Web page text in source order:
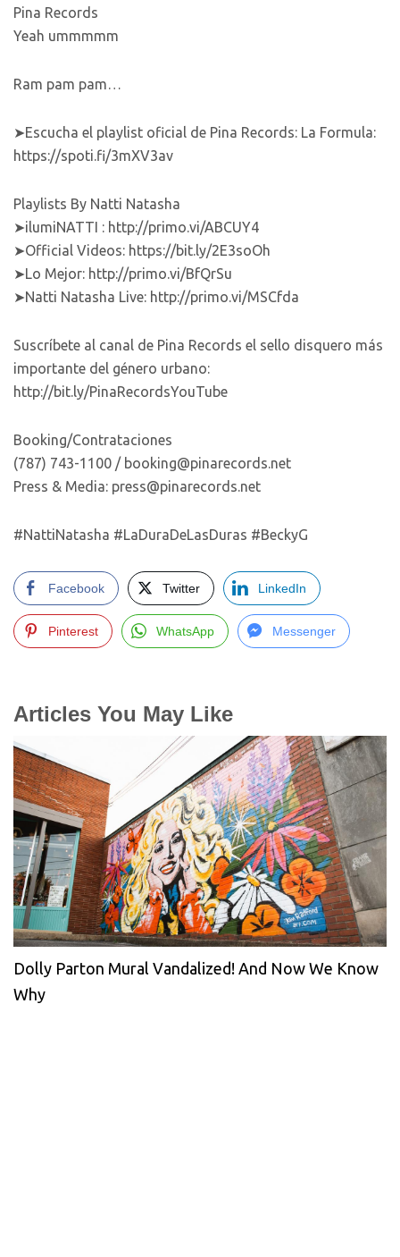
Pina Records
Yeah ummmmm
Ram pam pam…
➤Escucha el playlist oficial de Pina Records: La Formula:
https://spoti.fi/3mXV3av
Playlists By Natti Natasha
➤ilumiNATTI : http://primo.vi/ABCUY4
➤Official Videos: https://bit.ly/2E3soOh
➤Lo Mejor: http://primo.vi/BfQrSu
➤Natti Natasha Live: http://primo.vi/MSCfda
Suscríbete al canal de Pina Records el sello disquero más
importante del género urbano:
http://bit.ly/PinaRecordsYouTube
Booking/Contrataciones
(787) 743-1100 / booking@pinarecords.net
Press & Media: press@pinarecords.net
#NattiNatasha #LaDuraDeLasDuras #BeckyG
Facebook Twitter LinkedIn
Pinterest WhatsApp Messenger
Articles You May Like
Dolly Parton Mural Vandalized! And Now We Know
Why